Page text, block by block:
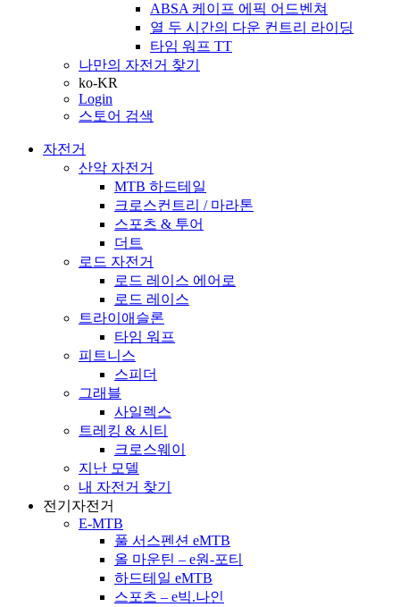
ABSA 케이프 에픽 어드벤쳐
열 두 시간의 다운 컨트리 라이딩
타임 워프 TT
나만의 자전거 찾기
ko-KR
Login
스토어 검색
자전거
산악 자전거
MTB 하드테일
크로스컨트리 / 마라톤
스포츠 & 투어
더트
로드 자전거
로드 레이스 에어로
로드 레이스
트라이애슬론
타임 워프
피트니스
스피더
그래블
사일렉스
트레킹 & 시티
크로스웨이
지난 모델
내 자전거 찾기
전기자전거
E-MTB
풀 서스펜션 eMTB
올 마운틴 – e원-포티
하드테일 eMTB
스포츠 – e빅.나인